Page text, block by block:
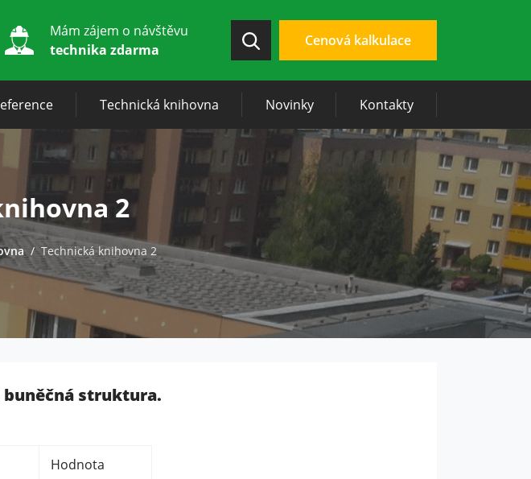
Mám zájem o návštěvu
technika zdarma
Cenová kalkulace
Technická knihovna Novinky Kontakty
2
Technická knihovna 2
struktura.
Hodnota